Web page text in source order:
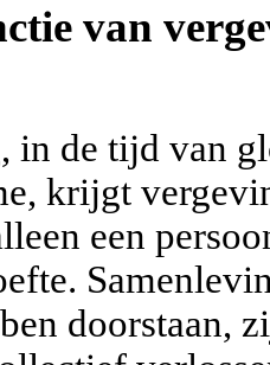
van
in de tijd van
krijgt
een
doorstaan,